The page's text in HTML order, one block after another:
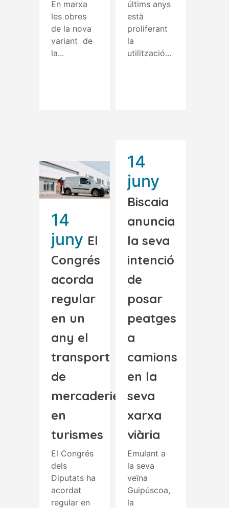
En marxa
les obres
de la nova
variant de
la...
últims anys
està
proliferant
la
utilització...
14
juny El
Congrés
acorda
regular
en un
any el
transport
de
mercaderies
en
turismes
El Congrés
dels
Diputats ha
acordat
regular en
14
juny
Biscaia
anuncia
la seva
intenció
de
posar
peatges
a
camions
en la
seva
xarxa
viària
Emulant a
la seva
veïna
Guipúscoa,
la